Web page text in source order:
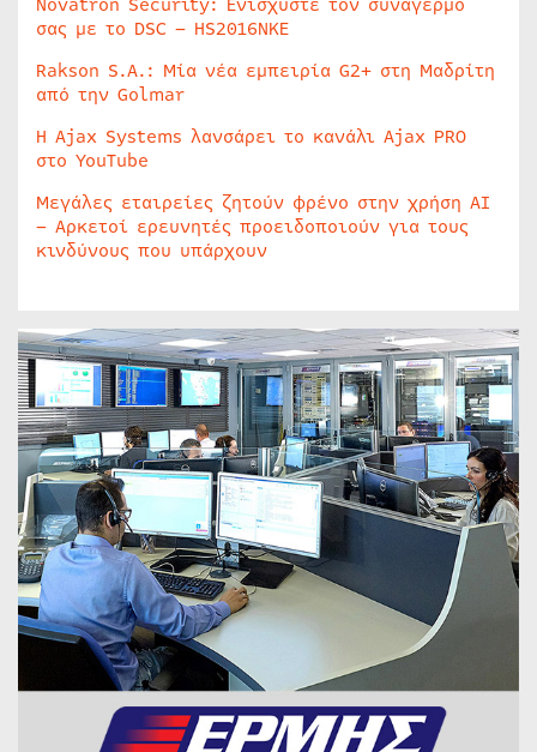
σας με το DSC – HS2016NKE
Rakson S.A.: Μία νέα εμπειρία G2+ στη Μαδρίτη
από την Golmar
Η Ajax Systems λανσάρει το κανάλι Ajax PRO
στο YouTube
Μεγάλες εταιρείες ζητούν φρένο στην χρήση AI
– Αρκετοί ερευνητές προειδοποιούν για τους
κινδύνους που υπάρχουν